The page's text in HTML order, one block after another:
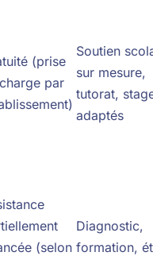
(prise
par
Soutien
sur mesure,
tutorat,
adaptés
(selon
Diagnostic,
formation,